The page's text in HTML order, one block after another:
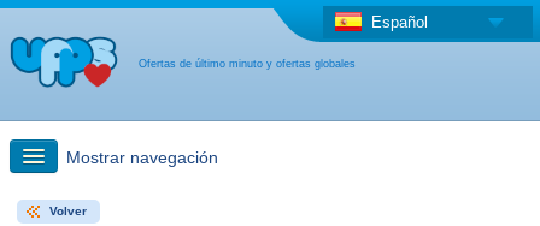
Ofertas de último minuto y ofertas globales
Español
Mostrar navegación
búsqueda rápida
Volver